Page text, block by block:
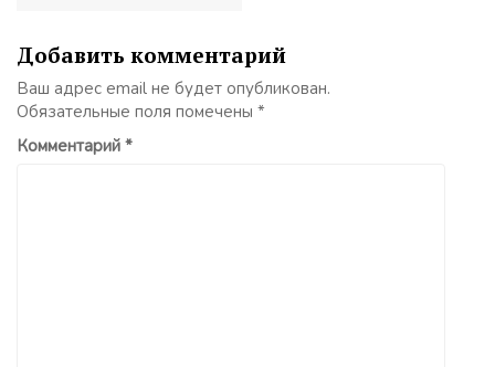
Добавить комментарий
Ваш адрес email не будет опубликован.
Обязательные поля помечены *
Комментарий *